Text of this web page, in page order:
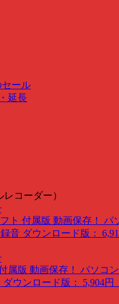
セール
延長
コーダー）
ト 付属版 動画保存！ パ
音 ダウンロード版：
属版 動画保存！ パソコ
ダウンロード版： 5,904円